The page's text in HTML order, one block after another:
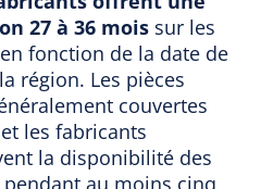
27 à 36 mois sur les
fonction de la date de
région. Les pièces
couvertes
les fabricants
la disponibilité des
au moins cinq